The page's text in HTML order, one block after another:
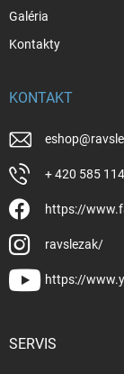
Galéria
Kontakty
KONTAKT
eshop@
+ 420 585
https://
ravslezak/
https://
SERVIS